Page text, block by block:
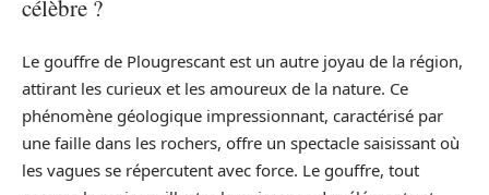
célèbre ?
Le gouffre de Plougrescant est un autre joyau de la région,
attirant les curieux et les amoureux de la nature. Ce
phénomène géologique impressionnant, caractérisé par
une faille dans les rochers, offre un spectacle saisissant où
les vagues se répercutent avec force. Le gouffre, tout